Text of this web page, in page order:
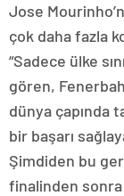
Jose
çok daha fazla
“Sadece ülke
gören,
dünya çapında
bir başarı
Şimdiden bu
finalinden sonra